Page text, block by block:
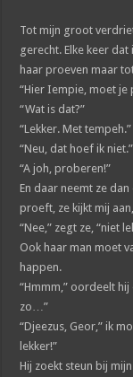
Tot mijn groot
gerecht. Elke keer
haar proeven maar
“Hier Iempie, moet je
“Wat is dat?”
“Lekker. Met tempeh.”
“Neu, dat hoef ik niet.”
“A joh, proberen!”
En daar neemt ze
proeft, ze kijkt mij
“Nee,” zegt ze, “niet
Ook haar man moet
happen.
“Hmmm,” oordeelt
zo…”
“Djeezus, Geor,” ik
lekker!”
Hij zoekt steun bij